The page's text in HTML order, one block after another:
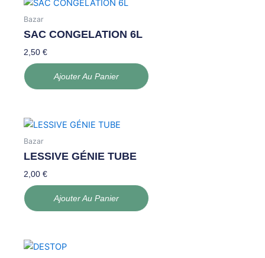
Bazar
SAC CONGELATION 6L
2,50€
Ajouter Au Panier
Bazar
LESSIVE GÉNIE TUBE
2,00€
Ajouter Au Panier